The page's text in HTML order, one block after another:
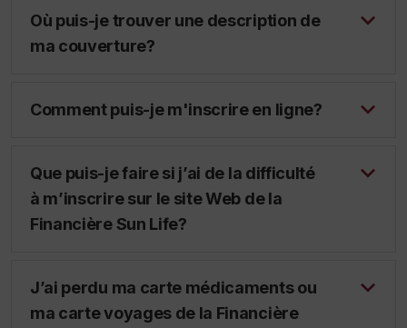
Où puis-je trouver une description de
ma couverture?
Comment puis-je m'inscrire en ligne?
Que puis-je faire si j’ai de la difficulté
à m’inscrire sur le site Web de la
Financière Sun Life?
J’ai perdu ma carte médicaments ou
ma carte voyages de la Financière